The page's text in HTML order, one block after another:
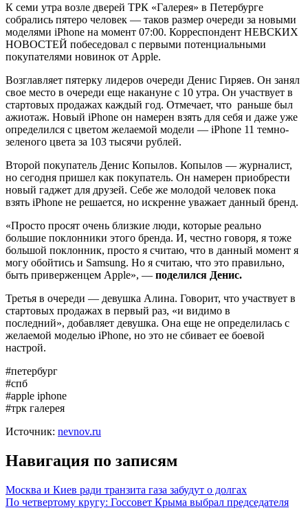
К семи утра возле дверей ТРК «Галерея» в Петербурге
собрались пятеро человек — таков размер очереди за новыми
моделями iPhone на момент 07:00. Корреспондент НЕВСКИХ
НОВОСТЕЙ побеседовал с первыми потенциальными
покупателями новинок от Apple.
Возглавляет пятерку лидеров очереди Денис Гиряев. Он занял
свое место в очереди еще накануне с 10 утра. Он участвует в
стартовых продажах каждый год. Отмечает, что раньше был
ажиотаж. Новый iPhone он намерен взять для себя и даже уже
определился с цветом желаемой модели — iPhone 11 темно-
зеленого цвета за 103 тысячи рублей.
Второй покупатель Денис Копылов. Копылов — журналист,
но сегодня пришел как покупатель. Он намерен приобрести
новый гаджет для друзей. Себе же молодой человек пока
взять iPhone не решается, но искренне уважает данный бренд.
«Просто просят очень близкие люди, которые реально
большие поклонники этого бренда. И, честно говоря, я тоже
большой поклонник, просто я считаю, что в данный момент я
могу обойтись и Samsung. Но я считаю, что это правильно,
быть приверженцем Apple», — поделился Денис.
Третья в очереди — девушка Алина. Говорит, что участвует в
стартовых продажах в первый раз, «и видимо в
последний», добавляет девушка. Она еще не определилась с
желаемой моделью iPhone, но это не сбивает ее боевой
настрой.
#петербург
#спб
#apple iphone
#трк галерея
Источник: nevnov.ru
Навигация по записям
Москва и Киев ради транзита газа забудут о долгах
По четвертому кругу: Госсовет Крыма выбрал председателя